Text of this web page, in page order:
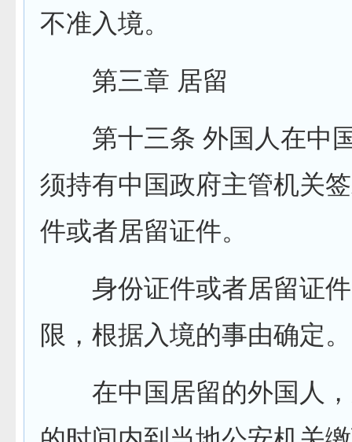
不准入境。
第三章 居留
第十三条 外国人在中
须持有中国政府主管机关
件或者居留证件。
身份证件或者居留证件
限，根据入境的事由确定。
在中国居留的外国人，